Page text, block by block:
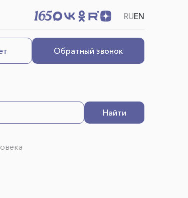
RUEN
Обратный звонок
Найти